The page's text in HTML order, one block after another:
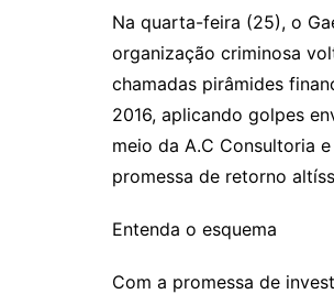
Na quarta-feira (25), o
organização criminosa
chamadas pirâmides
2016, aplicando golpes
meio da A.C Consultoria
promessa de retorno
Entenda o esquema
Com a promessa de